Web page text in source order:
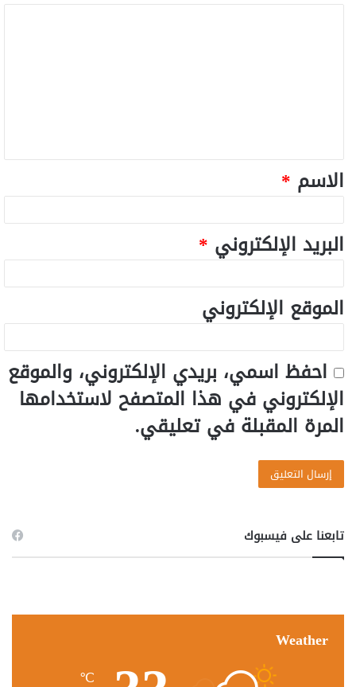
الاسم *
البريد الإلكتروني *
الموقع الإلكتروني
احفظ اسمي، بريدي الإلكتروني، والموقع
الإلكتروني في هذا المتصفح لاستخدامها
المرة المقبلة في تعليقي.
تابعنا على فيسبوك
Weather
℃